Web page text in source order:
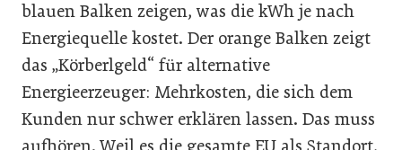
blauen Balken zeigen, was die kWh je nach
Energiequelle kostet. Der orange Balken zeigt
das „Körberlgeld“ für alternative
Energieerzeuger: Mehrkosten, die sich dem
Kunden nur schwer erklären lassen. Das muss